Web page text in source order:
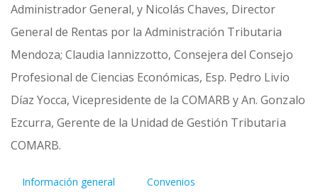
Administrador General, y Nicolás Chaves, Director
General de Rentas por la Administración Tributaria
Mendoza; Claudia Iannizzotto, Consejera del Consejo
Profesional de Ciencias Económicas, Esp. Pedro Livio
Díaz Yocca, Vicepresidente de la COMARB y An. Gonzalo
Ezcurra, Gerente de la Unidad de Gestión Tributaria
COMARB.
Información general Convenios